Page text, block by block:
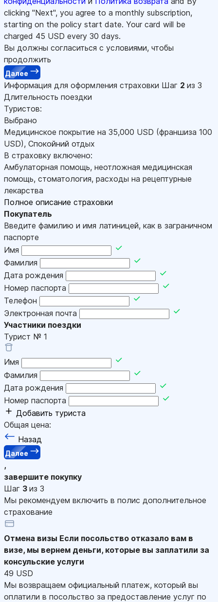
clicking "Next", you agree to a monthly subscription,
starting on the policy start date. Your card will be
charged 45 USD every 30 days.
Вы должны согласиться с условиями, чтобы
продолжить
Далее
Информация для оформления страховки Шаг 2 из 3
Длительность поездки
Туристов:
Выбрано
Медицинское покрытие на 35,000 USD (франшиза 100
USD), Спокойний отдых
В страховку включено:
Амбулаторная помощь, неотложная медицинская
помощь, стоматология, расходы на рецептурные
лекарства
Полное описание страховки
Покупатель
Введите фамилию и имя латиницей, как в заграничном
паспорте
Имя
Фамилия
Дата рождения
Номер паспорта
Телефон
Электронная почта
Участники поездки
Турист № 1
Имя
Фамилия
Дата рождения
Номер паспорта
Добавить туриста
Общая цена:
Назад
Далее
,
завершите покупку
Шаг 3 из 3
Мы рекомендуем включить в полис дополнительное
страхование
Отмена визы Если посольство отказало вам в
визе, мы вернем деньги, которые вы заплатили за
консульские услуги
49 USD
Мы возвращаем официальный платеж, который вы
оплатили в посольство за предоставление услуг по